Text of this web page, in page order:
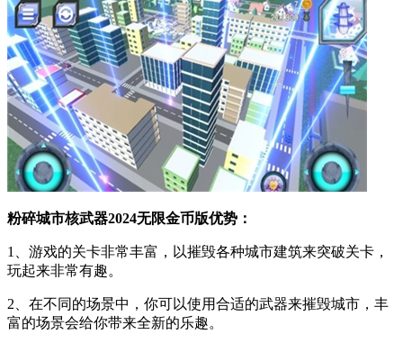
粉碎城市核武器2024无限金币版优势：
1、游戏的关卡非常丰富，以摧毁各种城市建筑来突破关卡，
玩起来非常有趣。
2、在不同的场景中，你可以使用合适的武器来摧毁城市，丰
富的场景会给你带来全新的乐趣。